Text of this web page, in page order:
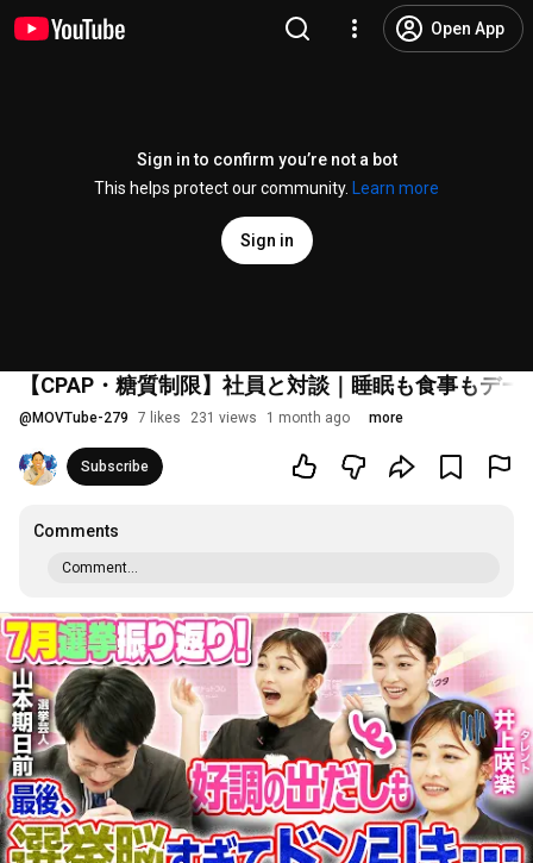
Open App
Sign in to confirm you’re not a bot
This helps protect our community.
Learn more
Sign in
【CPAP・糖質制限】社員と対談｜睡眠も食事もデ
@ MOVTube-279 7 likes 231 views 1 month ago more
Subscribe
Comments
Comment...